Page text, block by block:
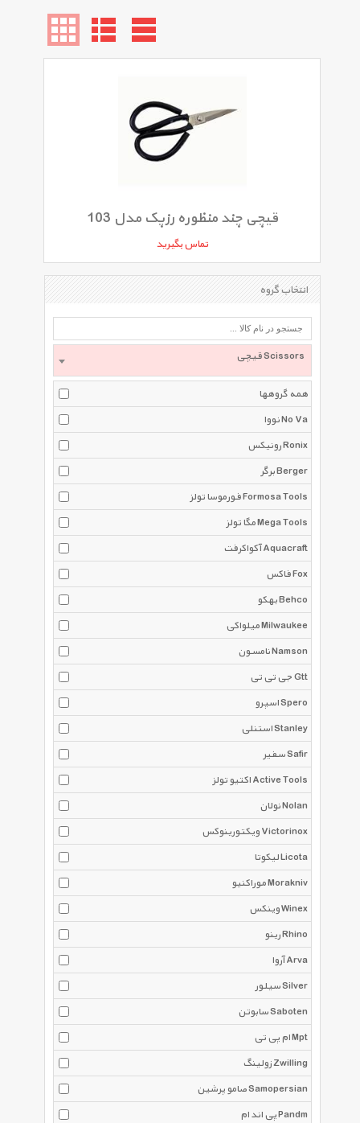
قیچی چند منظوره رزپک مدل 103
تماس بگیرید
انتخاب گروه
قیچی‌ Scissors
همه گروهها
نووا No Va
رونیکس Ronix
برگر Berger
فورموسا تولز Formosa Tools
مگا تولز Mega Tools
آکواکرفت Aquacraft
فاکس Fox
بهکو Behco
میلواکی Milwaukee
نامسون Namson
جی تی تی Gtt
اسپرو Spero
استنلی Stanley
سفیر Safir
اکتیو تولز Active Tools
نولان Nolan
ویکتورینوکس Victorinox
لیکوتا Licota
موراکنیو Morakniv
وینکس Winex
رینو Rhino
آروا Arva
سیلور Silver
سابوتن Saboten
ام پی تی Mpt
زولینگ Zwilling
صامو پرشین Samopersian
پی اند ام Pandm